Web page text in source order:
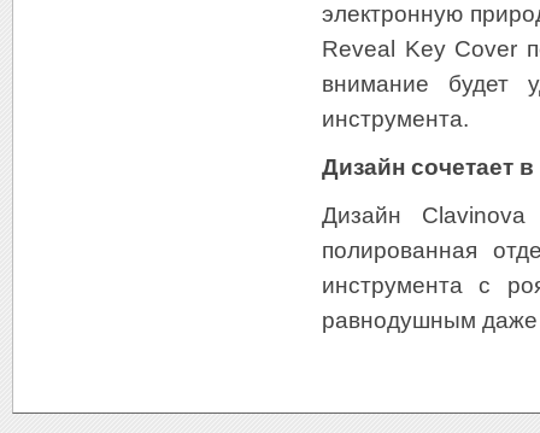
электронную
Reveal Key Cover
внимание будет
инструмента.
Дизайн сочетает
Дизайн Clavinova
полированная
инструмента с
равнодушным даже